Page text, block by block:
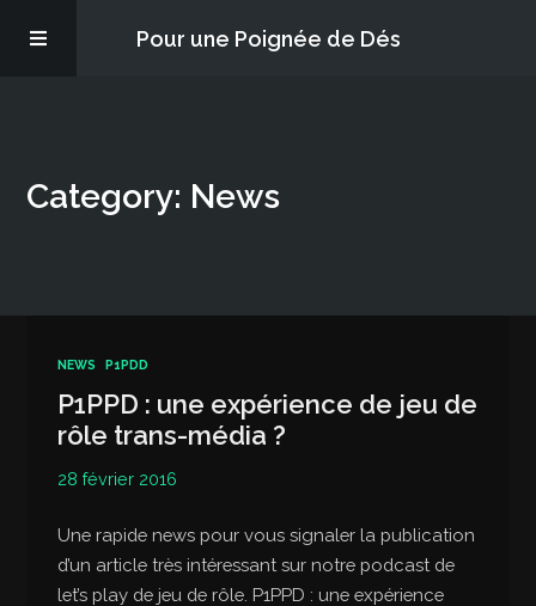
Pour une Poignée de Dés
PQD2P
À propos
Category: News
NEWS P1PDD
P1PPD : une expérience de jeu de
rôle trans-média ?
28 février 2016
Une rapide news pour vous signaler la publication
d’un article très intéressant sur notre podcast de
let’s play de jeu de rôle. P1PPD : une expérience